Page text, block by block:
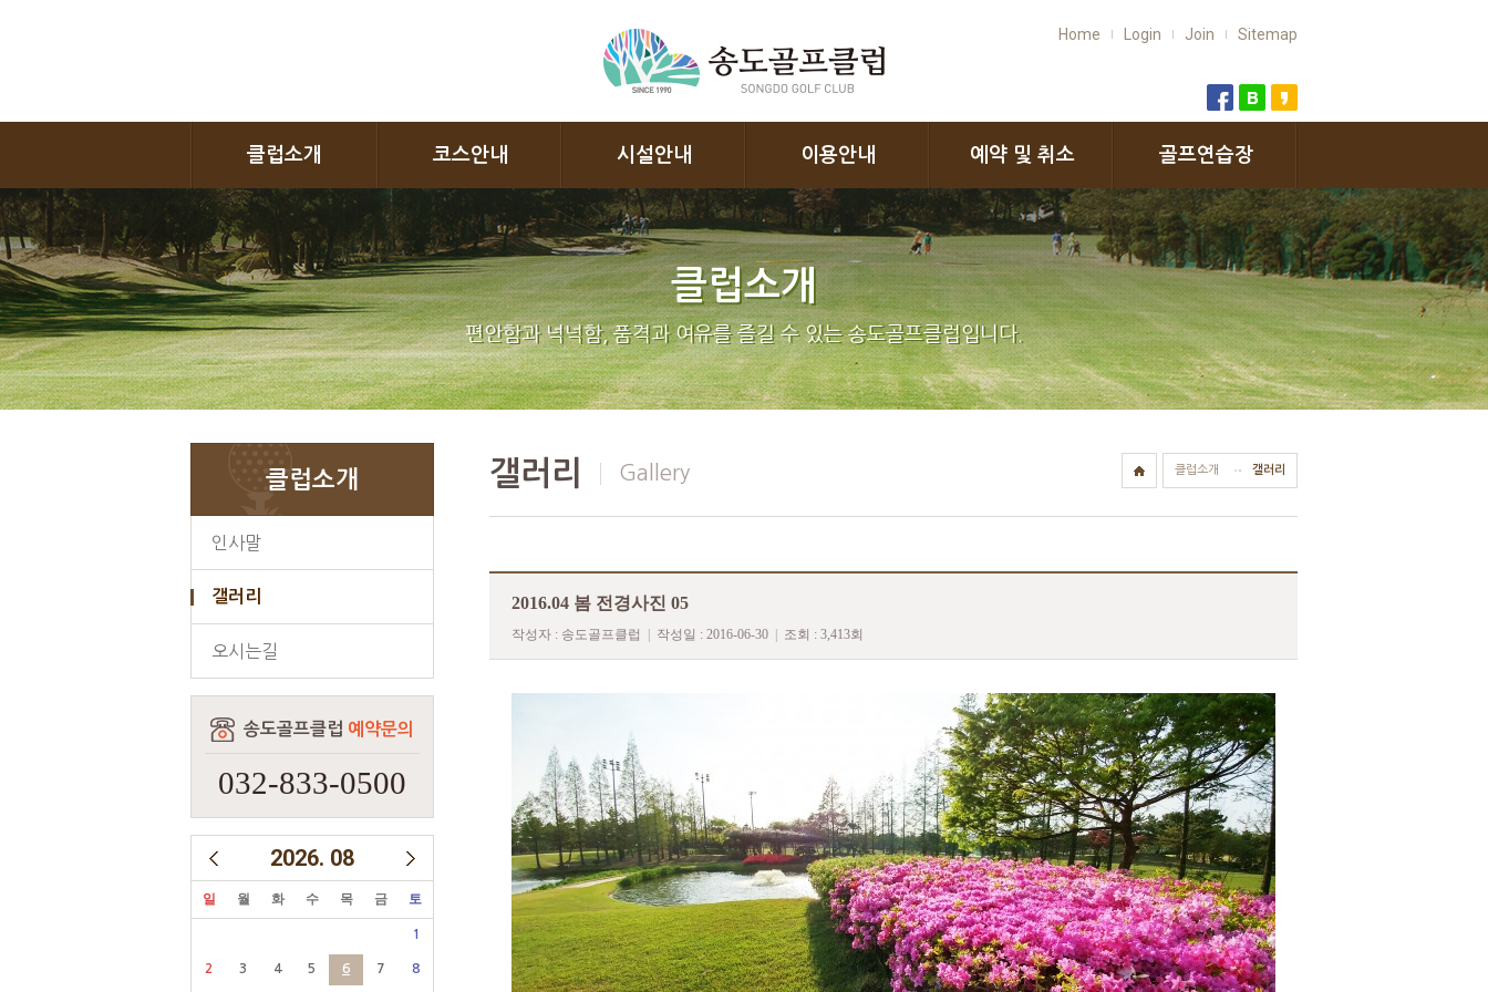
Home Login Join Sitemap
클럽소개 코스안내 시설안내 이용안내 예약 및 취소 골프연습장
클럽소개
편안함과 넉넉함, 품격과 여유를 즐길 수 있는 송도골프클럽입니다.
클럽소개
인사말
갤러리
오시는길
송도골프클럽 예약문의
032-833-0500
2026. 08
일 월 화 수 목 금 토
1
2 3 4 5 6 7 8
갤러리 Gallery 클럽소개 갤러리
2016.04 봄 전경사진 05
작성자 : 송도골프클럽 작성일 : 2016-06-30 조회 : 3,413회